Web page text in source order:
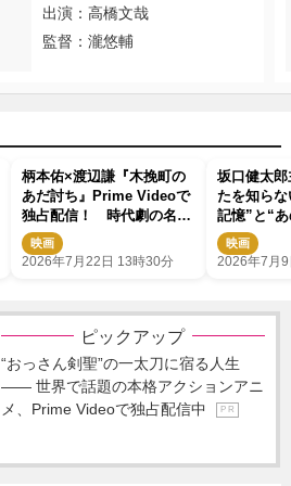
出演：高橋文哉
監督：瀧悠輔
柄本佑×渡辺謙『木挽町の
あだ討ち』Prime Videoで
独占配信！ 時代劇の名
手・源孝志が贈る江戸ミス
テリー
映画
2026年7月22日 13時30分
坂口健太
たを知ら
記憶”と“
迫る場面
映画
2026年7月
ピックアップ
“おっさん剣聖”の一太刀に宿る人生
―― 世界で話題の本格アクションアニ
メ、Prime Videoで独占配信中
P R